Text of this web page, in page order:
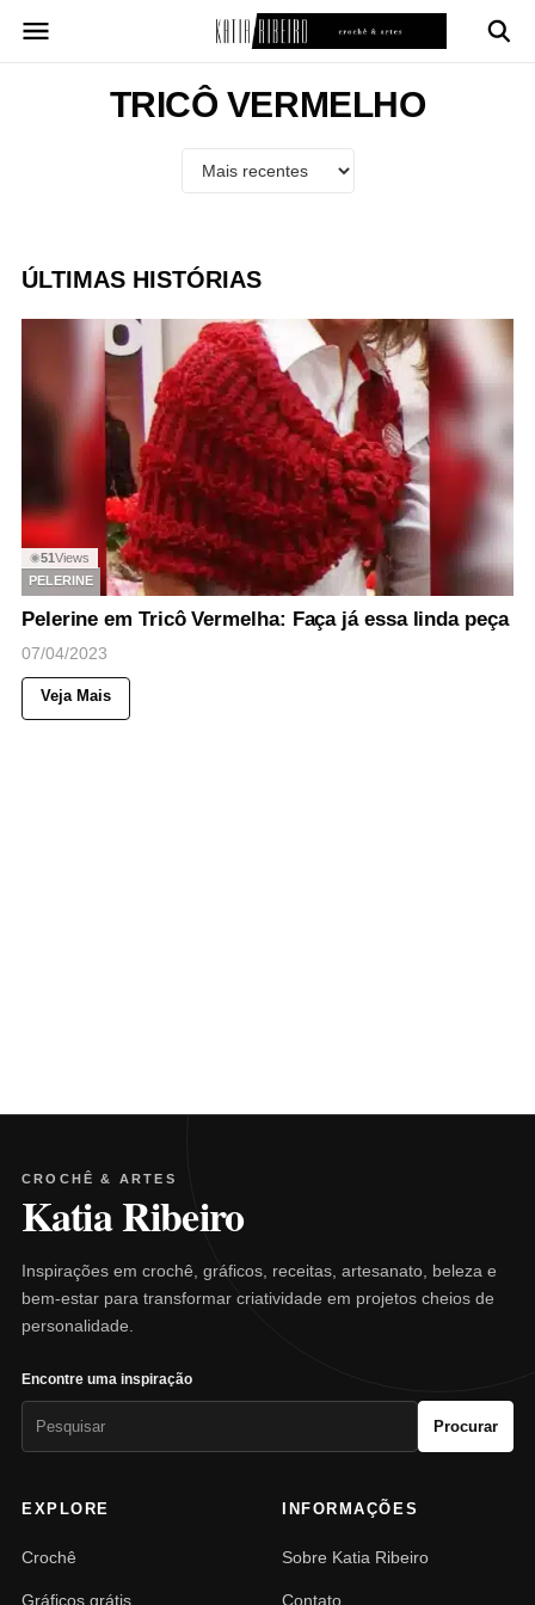
para
TRICÔ VERMELHO
ÚLTIMAS HISTÓRIAS
◉51Views
PELERINE
Pelerine em Tricô Vermelha: Faça já essa linda peça
07/04/2023
Veja Mais
CROCHÊ & ARTES
Katia Ribeiro
Inspirações em crochê, gráficos, receitas, artesanato, beleza e
bem-estar para transformar criatividade em projetos cheios de
personalidade.
Encontre uma inspiração
Procurar
EXPLORE
Crochê
Gráficos grátis
INFORMAÇÕES
Sobre Katia Ribeiro
Contato